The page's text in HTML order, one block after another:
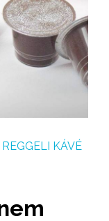
REGGELI KÁVÉ